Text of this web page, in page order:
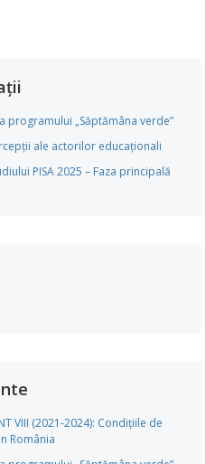
programului „Săptămâna verde”
ale actorilor educaționali
PISA 2025 – Faza principală
VIII (2021-2024): Condițiile de
România